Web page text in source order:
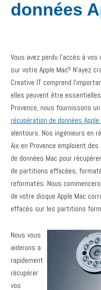
données
Vous avez perdu l’accès à
sur votre Apple Mac? N’ayez
Creative IT comprend
elles peuvent être
Provence, nous fournissons
récupération de données Apple
alentours. Nos ingénieurs en
Aix en Provence emploient
de données Mac pour
de partitions effacées,
reformatés. Nous
de votre disque Apple Mac
effacés sur les partitions
Nous vous
aiderons a
rapidement
récupérer
vos